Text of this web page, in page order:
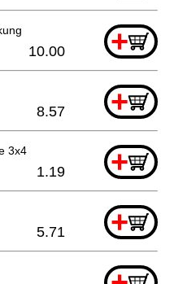
+
10.00
+
8.57
3x4 +
1.19
+
5.71